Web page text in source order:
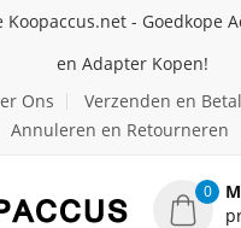
Koopaccus.net - Goedkope
en Adapter Kopen!
Ons
Verzenden en
Annuleren en Retourneren
0